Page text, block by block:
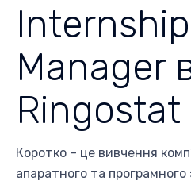
Manager
Ringostat
Коротко – це вивчення
апаратного та